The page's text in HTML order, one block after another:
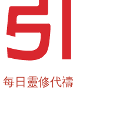
日靈修代禱